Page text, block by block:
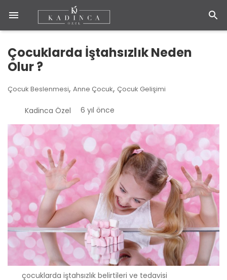
Çocuklarda İştahsızlık Neden
Olur ?
Çocuk Beslenmesi, Anne Çocuk, Çocuk Gelişimi
Kadinca Özel 6 yıl önce
çocuklarda iştahsızlık belirtileri ve tedavisi